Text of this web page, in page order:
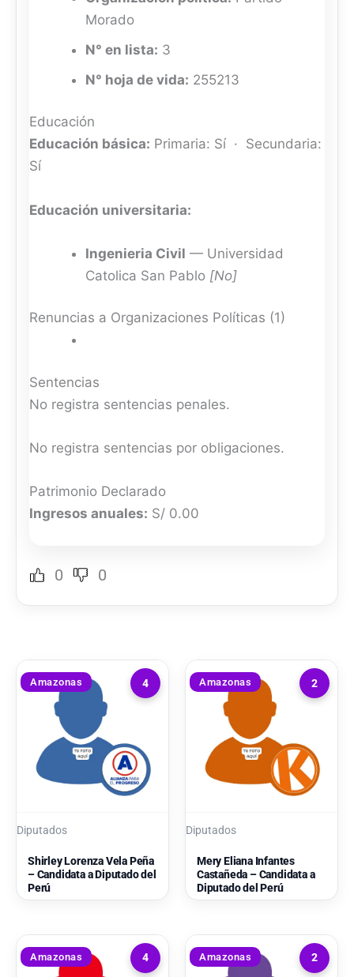
Morado
N° en lista: 3
N° hoja de vida: 255213
Educación
Educación básica: Primaria: Sí · Secundaria:
Sí
Educación universitaria:
Ingenieria Civil — Universidad
Catolica San Pablo [No]
Renuncias a Organizaciones Políticas (1)
Sentencias
No registra sentencias penales.
No registra sentencias por obligaciones.
Patrimonio Declarado
Ingresos anuales: S/ 0.00
0 0
4
Amazonas
Diputados
Shirley Lorenza Vela Peña
– Candidata a Diputado del
Perú
2
Amazonas
Diputados
Mery Eliana Infantes
Castañeda – Candidata a
Diputado del Perú
4
Amazonas 2
Amazonas